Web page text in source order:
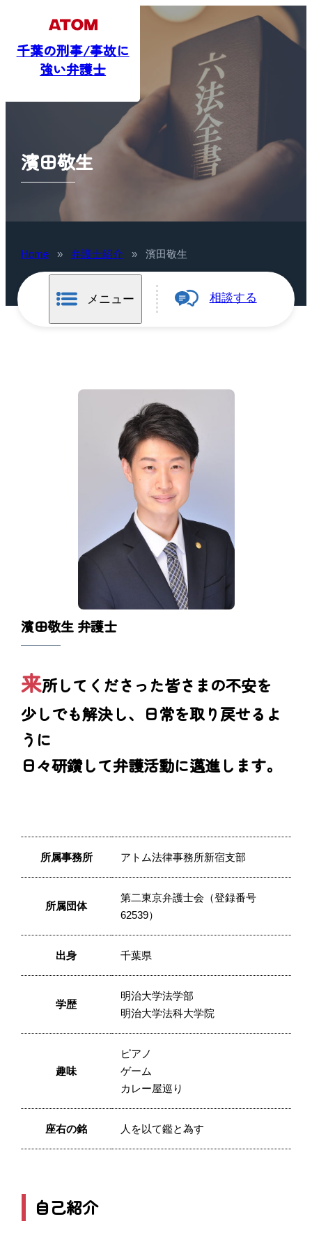
千葉の刑事/事故に
濱田敬生
Home » 弁護士紹介 » 濱田敬生
メニュー 相談する
濱田敬生 弁護士
来所してくださった皆さまの不安を
少しでも解決し、日常を取り戻せるよ
うに
日々研鑽して弁護活動に邁進します。
所属事務所 アトム法律事務所新宿支部
所属団体
第二東京弁護士会（登録番号
62539）
出身 千葉県
学歴
明治大学法学部
明治大学法科大学院
趣味
ピアノ
ゲーム
カレー屋巡り
座右の銘 人を以て鑑と為す
自己紹介